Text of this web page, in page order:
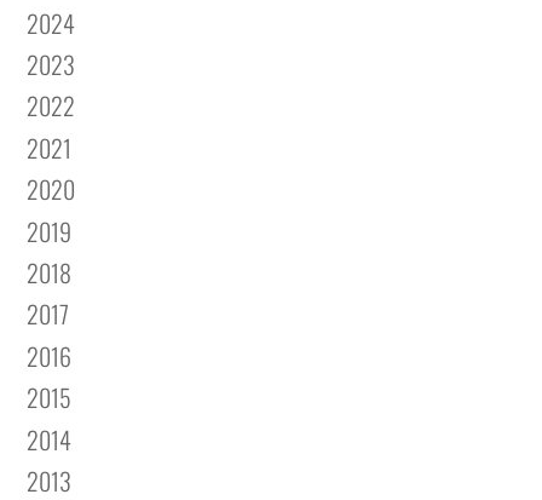
2024
2023
2022
2021
2020
2019
2018
2017
2016
2015
2014
2013